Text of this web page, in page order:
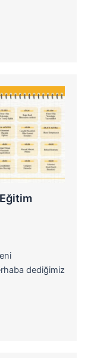
dediğimiz